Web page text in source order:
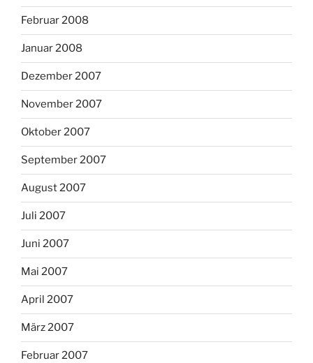
Februar 2008
Januar 2008
Dezember 2007
November 2007
Oktober 2007
September 2007
August 2007
Juli 2007
Juni 2007
Mai 2007
April 2007
März 2007
Februar 2007